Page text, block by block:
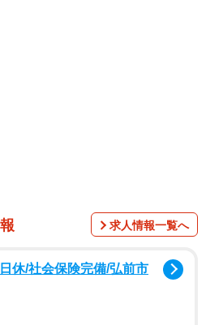
求人情報一覧へ
休/社会保険完備/弘前市